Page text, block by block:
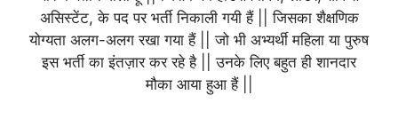
असिस्टेंट, के पद पर भर्ती निकाली गयी हैं || जिसका शैक्षणिक
योग्यता अलग-अलग रखा गया हैं || जो भी अभ्यर्थी महिला या पुरुष
इस भर्ती का इंतज़ार कर रहे है || उनके लिए बहुत ही शानदार
मौका आया हुआ हैं ||